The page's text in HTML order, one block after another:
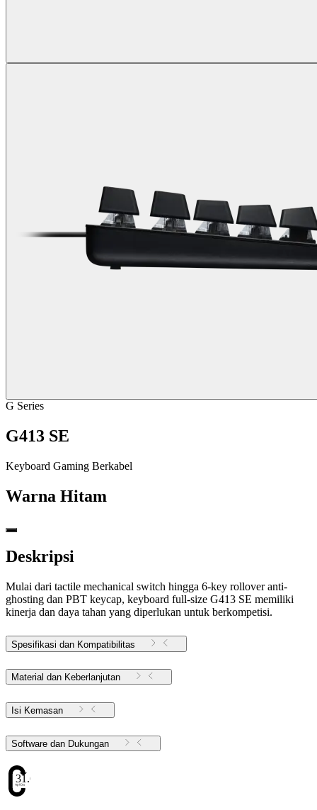
G Series
G413 SE
Keyboard Gaming Berkabel
Warna Hitam
Deskripsi
Mulai dari tactile mechanical switch hingga 6-key rollover anti-
ghosting dan PBT keycap, keyboard full-size G413 SE memiliki
kinerja dan daya tahan yang diperlukan untuk berkompetisi.
Spesifikasi dan Kompatibilitas
Material dan Keberlanjutan
Isi Kemasan
Software dan Dukungan
31.6